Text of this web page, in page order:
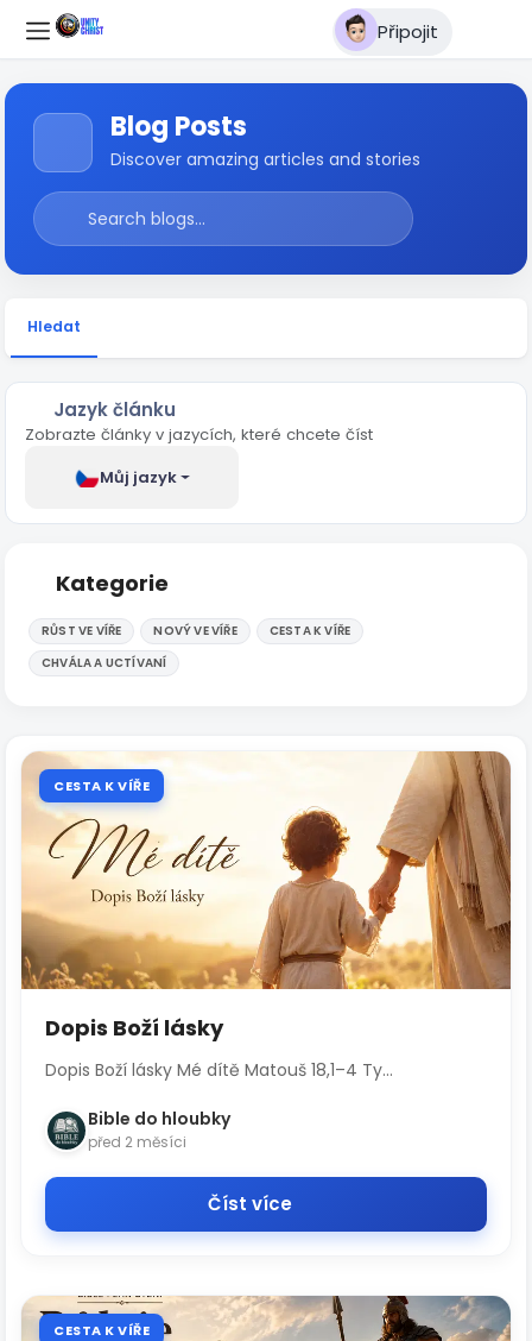
Připojit
Blog Posts
Discover amazing articles and stories
Hledat
Jazyk článku
Zobrazte články v jazycích, které chcete číst
Můj jazyk
Kategorie
RŮST VE VÍŘE NOVÝ VE VÍŘE
CESTA K VÍŘE
CHVÁLA A UCTÍVANÍ
CESTA K VÍŘE
Dopis Boží lásky
Dopis Boží lásky Mé dítě Matouš 18,1–4 Ty...
Bible do hloubky
před 2 měsíci
Číst více
CESTA K VÍŘE